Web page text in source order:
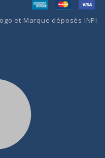
et Marque déposés INPI